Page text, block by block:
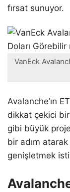
fırsat sunuyor.
VanEck
Avalanche’ın
dikkat çekici
gibi büyük
bir adım
genişletmek